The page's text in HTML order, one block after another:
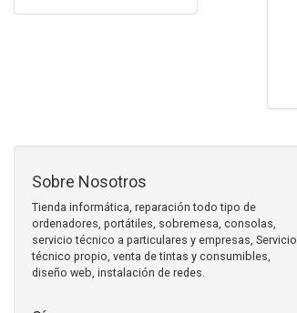
Sobre Nosotros
Tienda informática, reparación todo tipo de
ordenadores, portátiles, sobremesa, consolas,
servicio técnico a particulares y empresas, Servicio
técnico propio, venta de tintas y consumibles,
diseño web, instalación de redes.